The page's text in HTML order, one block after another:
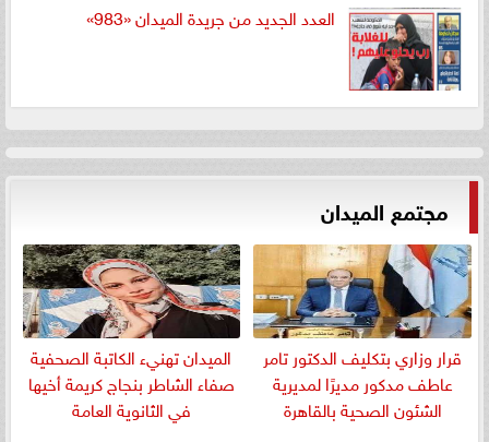
العدد الجديد من جريدة الميدان «983»
مجتمع الميدان
قرار وزاري بتكليف الدكتور تامر
عاطف مدكور مديرًا لمديرية
الشئون الصحية بالقاهرة
الميدان تهنيء الكاتبة الصحفية
صفاء الشاطر بنجاج كريمة أخيها
في الثانوية العامة